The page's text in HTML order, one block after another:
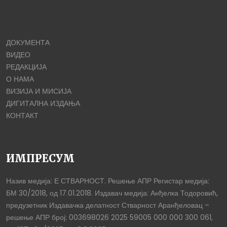
ДОКУМЕНТА
ВИДЕО
РЕДАКЦИЈА
О НАМА
ВИЗИЈА И МИСИЈА
ДИГИТАЛНА ИЗДАЊА
КОНТАКТ
ИМПРЕСУМ
Назив медија: Е СТВАРНОСТ. Решење АПР Регистар медија:
БМ 30/2018, од 17.01.2018. Издавач медија: Анђелка Тодоровић,
предузетник Издавачка делатност Стварност Аранђеловац –
решење АПР број: 003698026 2025 59005 000 000 300 061,